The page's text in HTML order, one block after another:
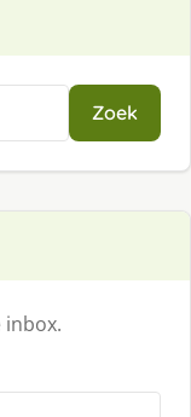
Zoek
inbox.